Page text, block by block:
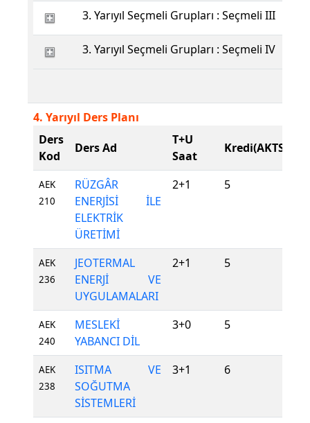
3. Yarıyıl Seçmeli Grupları : Seçmeli III
3. Yarıyıl Seçmeli Grupları : Seçmeli IV
4. Yarıyıl Ders Planı
Ders
Kod
Ders Ad
T+U
Saat
Kredi(AKTS)
AEK
210
RÜZGÂR
ENERJİSİ İLE
ELEKTRİK
ÜRETİMİ
2+1 5
AEK
236
JEOTERMAL
ENERJİ VE
UYGULAMALARI
2+1 5
AEK
240
MESLEKİ
YABANCI DİL
3+0 5
AEK
238
ISITMA VE
SOĞUTMA
SİSTEMLERİ
3+1 6